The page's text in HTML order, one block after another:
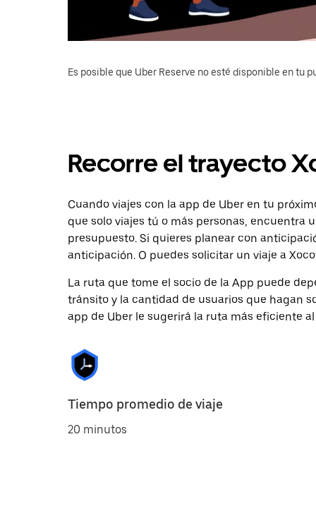
Es posible que Uber Reserve no esté disponible en tu
Recorre el trayecto
Cuando viajes con la app de Uber en tu
que solo viajes tú o más personas, encuentra
presupuesto. Si quieres planear con
anticipación. O puedes solicitar un viaje a
La ruta que tome el socio de la App puede
tránsito y la cantidad de usuarios que hagan
app de Uber le sugerirá la ruta más eficiente
Tiempo promedio de viaje
20 minutos